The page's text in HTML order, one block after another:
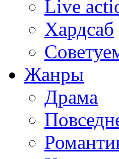
Live
Хардсаб
Жанры
Драма